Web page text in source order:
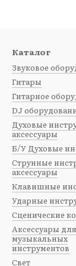
и
и сезонные
в свою музыку
можно
от 4000 грн
/
Каталог
Звуковое
Гитары
Гитарное
DJ
Духовые
аксессуары
Б/У Духовые
Струнные
аксессуары
Клавишные
Ударные
Сценические
Аксессуары для
музыкальных
инструментов
Свет